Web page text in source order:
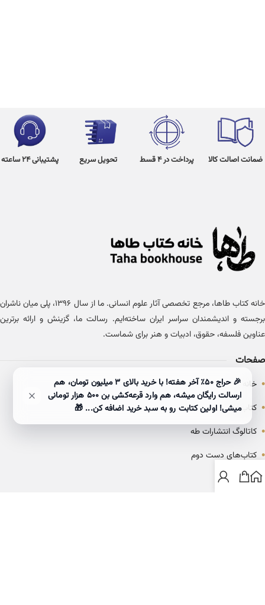
ضمانت اصالت کالا پرداخت در 4 قسط تحویل سریع پشتیبانی 24 ساعته
خانه کتاب طاها، مرجع تخصصی آثار علوم انسانی. ما از سال ۱۳۹۶، پلی میان ناشران
برجسته و اندیشمندان سراسر ایران ساخته‌ایم. رسالت ما، گزینش و ارائه برترین
عناوین فلسفه، حقوق، ادبیات و هنر برای شماست.
صفحات
• خانه
• کتاب‌ها
• کاتالوگ انتشارات طه
• کتاب‌های دست دوم
• بلاگ
🎉 حراج ۵۰٪ آخر هفته! با خرید بالای 3 میلیون تومان، هم
ارسالت رایگان میشه، هم وارد قرعه‌کشی بن ۵۰۰ هزار تومانی
میشی! اولین کتابت رو به سبد خرید اضافه کن... 🎁